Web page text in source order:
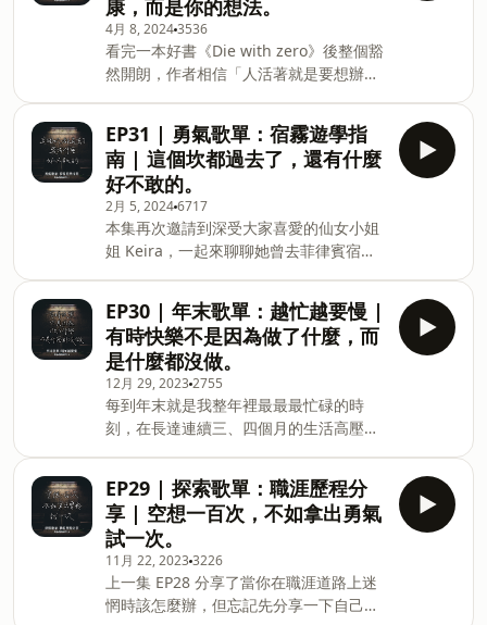
(00:15:03) 收到無聲卡後半年居然錄取
了？ (00:19:56) 中年轉職選擇養生還是再
拚一下？ (00
青少年步入半中年的人生歷程故事來陪你
寂寞吧，一起走過屬於我，也可能屬於你
的，長大一瞬間。 小額贊助支持本節目：
https://open.firstory.me/user/
留言告訴我你對這一集的想法：
https://open.firstory.me/user/
💡&nbsp;本集重點精選 (00:07:02) 30歲
前從來沒擔心過自己的身體 (00:09:33) 精
神力差了多少從B群的劑量就知道
(00:13:49) 能用錢解決的麻煩就盡量用錢
解
康，而是你的想法。
4月 8, 20243536
看完一本好書《Die with zero》後整個豁
然開朗，作者相信「人活著就是要想辦法
度，給了我不少勇氣信心，於是和大家分
享書中講述的觀念。末段回覆了兩位聽眾
的故事樹洞投稿，很抱歉過了很長一段時
間才回應，希望你們現在都好，也希望能
再聽到你們的近況，務必再來投稿吧！ 小
額贊助支持本節目：
https://open.firstory.me/user/
留言告訴我你對這一集的想法：
https://open.firstory.me/user/
＊建議使用&nbsp;KKBOX APP&nbsp;播
放本節目，收聽完整歌單內容 💡&nbsp;
本集重點精選 (00:01:00) 跳脫舒適圈重新
進入就業市場浮沉 (00:08:05) 人生在世的
EP31 | 勇氣歌單：宿霧遊學指
南 | 這個坎都過去了，還有什麼
好不敢的。
2月 5, 20246717
本集再次邀請到深受大家喜愛的仙女小姐
姐 Keira，一起來聊聊她曾去菲律賓宿霧
找代辦、代辦到底代辦了哪些，再到學校
如何挑選、上課到底在幹嘛、當地美食、
風景名勝與在地生活時的種種趣事，末段
加碼分享，究竟海外遊學是不是天天都充
滿著情慾流動的氛圍呢？聽說...韓國人特
別瘋、特別會玩！？反正就是乾貨滿滿的
一集！趕快聽起來吧～ 小額贊助支持本節
目：
https://open.firstory.me/user/
留言告訴我你對這一集的想法：
https://open.firstory.me/user/
＊建議使用&nbsp;KKBOX APP&nbsp;播
放本節目，收聽完整歌單內容 ?&nbsp;本
集重點精選 (00:01:32) 遊學還是
EP30 | 年末歌單：越忙越要慢 |
有時快樂不是因為做了什麼，而
是什麼都沒做。
12月 29, 20232755
每到年末就是我整年裡最最最忙碌的時
刻，在長達連續三、四個月的生活高壓期
重要的事情，至於那些想做、喜歡做的事
情，卻總是被往後拖延，看似永遠沒有做
到的可能，也因此獲得了一個體悟，那就
是「越忙的時候你越要停」。同時，本集
回覆了兩位聽眾留言，並簡單回顧陪你寂
寞在 2023 年的小成績，由衷感謝過去有
你，我們新年繼續再見好嗎？親愛的、陌
EP29 | 探索歌單：職涯歷程分
享 | 空想一百次，不如拿出勇氣
試一次。
11月 22, 20233226
上一集 EP28 分享了當你在職涯道路上迷
惘時該怎麼辦，但忘記先分享一下自己的